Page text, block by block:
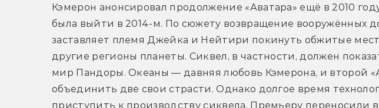
Кэмерон анонсировал продолжение «Аватара» ещё в 2010
была выйти в 2014-м. По сюжету возвращение вооружённых
заставляет племя Джейка и Нейтири покинуть обжитые
другие регионы планеты. Сиквел, в частности, должен
мир Пандоры. Океаны — давняя любовь Кэмерона, и второй
объединить две свои страсти. Однако долгое время
приступить к производству сиквела. Премьеру переносили